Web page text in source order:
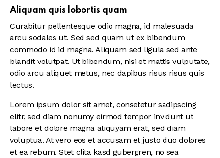
Aliquam quis lobortis quam
Curabitur pellentesque odio magna, id malesuada
arcu sodales ut. Sed sed quam ut ex bibendum
commodo id id magna. Aliquam sed ligula sed ante
blandit volutpat. Ut bibendum, nisi et mattis vulputate,
odio arcu aliquet metus, nec dapibus risus risus quis
lectus.
Lorem ipsum dolor sit amet, consetetur sadipscing
elitr, sed diam nonumy eirmod tempor invidunt ut
labore et dolore magna aliquyam erat, sed diam
voluptua. At vero eos et accusam et justo duo dolores
et ea rebum. Stet clita kasd gubergren, no sea